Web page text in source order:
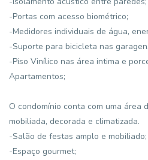
-Portas com acesso biométrico;
-Medidores individuais de água,
-Suporte para bicicleta nas
-Piso Vinílico nas área intima e
Apartamentos;
O condomínio conta com uma área
mobiliada, decorada e climatizada.
-Salão de festas amplo e mobiliado;
-Espaço gourmet;